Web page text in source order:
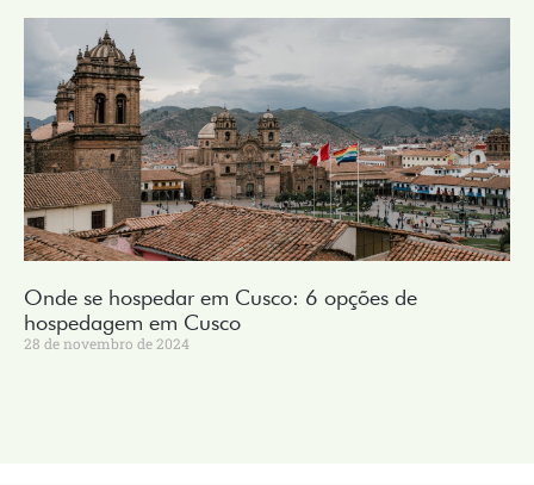
Onde se hospedar em Cusco: 6 opções de
hospedagem em Cusco
28 de novembro de 2024